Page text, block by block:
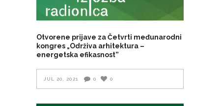
Otvorene prijave za Četvrti međunarodni
kongres „Održiva arhitektura –
energetska efikasnost”
JUL 20, 2021 0 0